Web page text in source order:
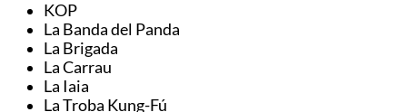
KOP
La Banda del Panda
La Brigada
La Carrau
La Iaia
La Troba Kung-Fú